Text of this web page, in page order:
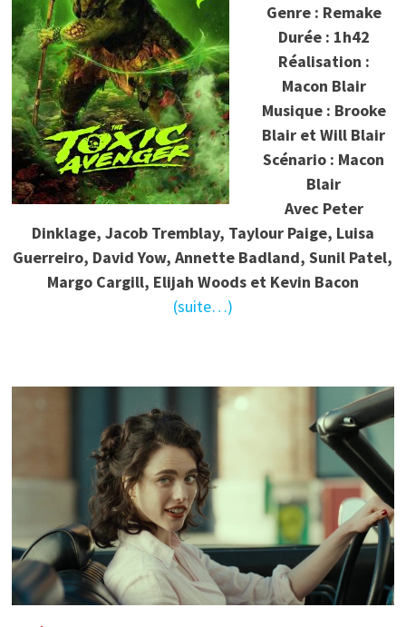
Genre : Remake
Durée : 1h42
Réalisation :
Macon Blair
Musique : Brooke
Blair et Will Blair
Scénario : Macon
Blair
Avec Peter
Dinklage, Jacob Tremblay, Taylour Paige, Luisa
Guerreiro, David Yow, Annette Badland, Sunil Patel,
Margo Cargill, Elijah Woods et Kevin Bacon
(suite…)